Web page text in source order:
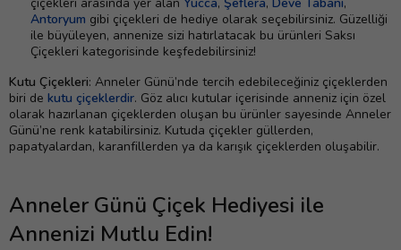
Antoryum gibi çiçekleri de hediye olarak seçebilirsiniz. Güzelliği
ile büyüleyen, annenize sizi hatırlatacak bu ürünleri Saksı
Çiçekleri kategorisinde keşfedebilirsiniz!
Kutu Çiçekleri: Anneler Günü’nde tercih edebileceğiniz çiçeklerden
biri de kutu çiçeklerdir. Göz alıcı kutular içerisinde anneniz için özel
olarak hazırlanan çiçeklerden oluşan bu ürünler sayesinde Anneler
Günü’ne renk katabilirsiniz. Kutuda çiçekler güllerden,
papatyalardan, karanfillerden ya da karışık çiçeklerden oluşabilir.
Anneler Günü Çiçek Hediyesi ile
Annenizi Mutlu Edin!